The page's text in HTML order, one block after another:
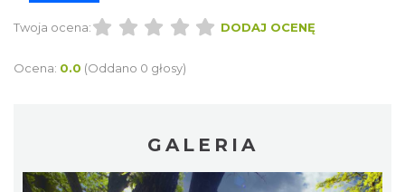
Twoja ocena: DODAJ OCENĘ
Ocena: 0.0 (Oddano 0 głosy)
GALERIA